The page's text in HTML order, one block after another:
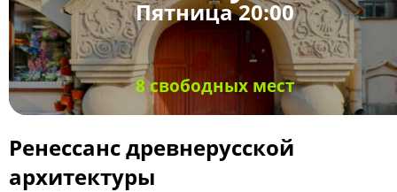
Пятница 20:00
8 свободных мест
Ренессанс древнерусской
архитектуры